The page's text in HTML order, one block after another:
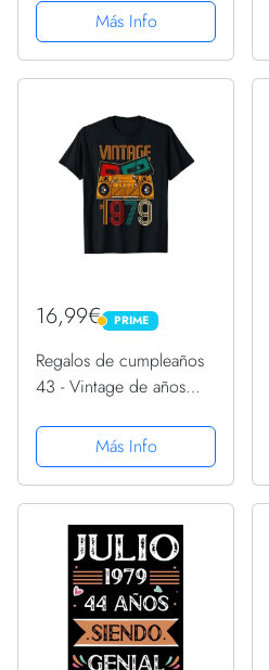
– para Escribir como
Regalo con Soporte y
portavelas – para
cumpleaños, 50 años...
Más Info
16,99€ PRIME
PRIME
Regalos de cumpleaños
43 - Vintage de años
Más Info